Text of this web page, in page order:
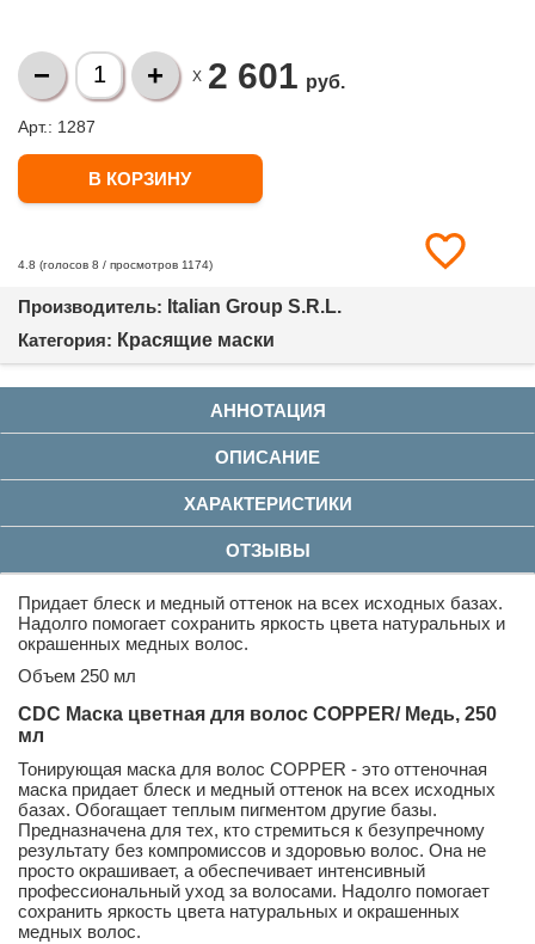
X 2 601 руб.
Арт.: 1287
4.8 (голосов 8 / просмотров 1174)
Производитель: Italian Group S.R.L.
Категория: Красящие маски
АННОТАЦИЯ
ОПИСАНИЕ
ХАРАКТЕРИСТИКИ
ОТЗЫВЫ
Придает блеск и медный оттенок на всех исходных базах.
Надолго помогает сохранить яркость цвета натуральных и
окрашенных медных волос.
Объем 250 мл
CDC Маска цветная для волос COPPER/ Медь, 250
мл
Тонирующая маска для волос COPPER - это оттеночная
маска придает блеск и медный оттенок на всех исходных
базах. Обогащает теплым пигментом другие базы.
Предназначена для тех, кто стремиться к безупречному
результату без компромиссов и здоровью волос. Она не
просто окрашивает, а обеспечивает интенсивный
профессиональный уход за волосами. Надолго помогает
сохранить яркость цвета натуральных и окрашенных
медных волос.